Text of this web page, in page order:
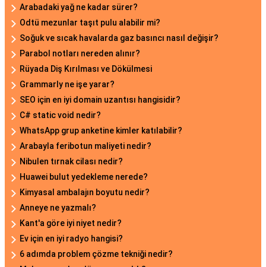
Arabadaki yağ ne kadar sürer?
Odtü mezunlar taşıt pulu alabilir mi?
Soğuk ve sıcak havalarda gaz basıncı nasıl değişir?
Parabol notları nereden alınır?
Rüyada Diş Kırılması ve Dökülmesi
Grammarly ne işe yarar?
SEO için en iyi domain uzantısı hangisidir?
C# static void nedir?
WhatsApp grup anketine kimler katılabilir?
Arabayla feribotun maliyeti nedir?
Nibulen tırnak cilası nedir?
Huawei bulut yedekleme nerede?
Kimyasal ambalajın boyutu nedir?
Anneye ne yazmalı?
Kant'a göre iyi niyet nedir?
Ev için en iyi radyo hangisi?
6 adımda problem çözme tekniği nedir?